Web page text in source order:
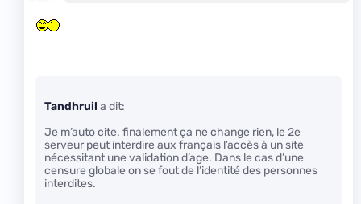
Tandhruil a dit:
Je m’auto cite. finalement ça ne change rien, le 2e
serveur peut interdire aux français l’accès à un site
nécessitant une validation d’age. Dans le cas d’une
censure globale on se fout de l’identité des personnes
interdites.